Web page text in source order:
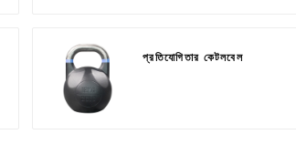
প্রতিযোগিতার কেটলবেল